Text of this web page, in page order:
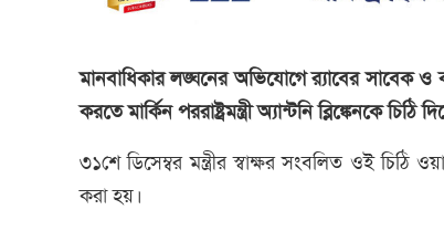
মানবাধিকার লঙ্ঘনের অভিযোগে র‌্যাবের সাবেক ও
করতে মার্কিন পররাষ্ট্রমন্ত্রী অ্যান্টনি ব্লিঙ্কেনকে
৩১শে ডিসেম্বর মন্ত্রীর স্বাক্ষর সংবলিত ওই চিঠি
করা হয়।